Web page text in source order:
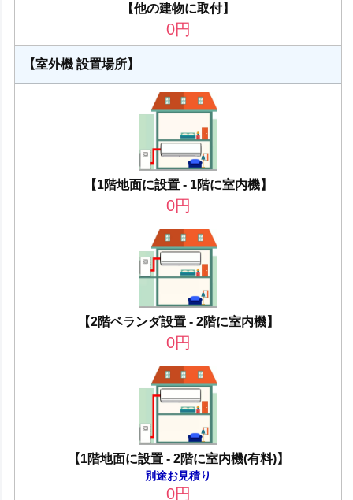
【他の建物に取付】
0円
【室外機 設置場所】
【1階地面に設置 - 1階に室内機】
0円
【2階ベランダ設置 - 2階に室内機】
0円
【1階地面に設置 - 2階に室内機(有料)】
別途お見積り
0円